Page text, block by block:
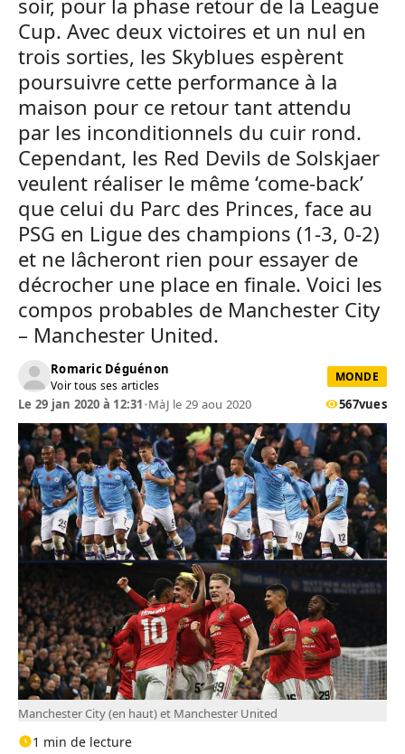
soir, pour la phase retour de la League
Cup. Avec deux victoires et un nul en
trois sorties, les Skyblues espèrent
poursuivre cette performance à la
maison pour ce retour tant attendu
par les inconditionnels du cuir rond.
Cependant, les Red Devils de Solskjaer
veulent réaliser le même ‘come-back’
que celui du Parc des Princes, face au
PSG en Ligue des champions (1-3, 0-2)
et ne lâcheront rien pour essayer de
décrocher une place en finale. Voici les
compos probables de Manchester City
– Manchester United.
Romaric Déguénon
Voir tous ses articles
MONDE
Le 29 jan 2020 à 12:31•MàJ le 29 aou 2020 567vues
Manchester City (en haut) et Manchester United
1 min de lecture